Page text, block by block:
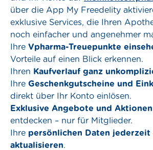
über die App My Freedelity
exklusive Services, die Ihren
noch einfacher und angenehmer
Ihre Vpharma-Treuepunkte
Vorteile auf einen Blick erkennen.
Ihren Kaufverlauf ganz
Ihre Geschenkgutscheine und
direkt über Ihr Konto einlösen.
Exklusive Angebote und Aktionen
entdecken – nur für Mitglieder.
Ihre persönlichen Daten jederzeit
aktualisieren.